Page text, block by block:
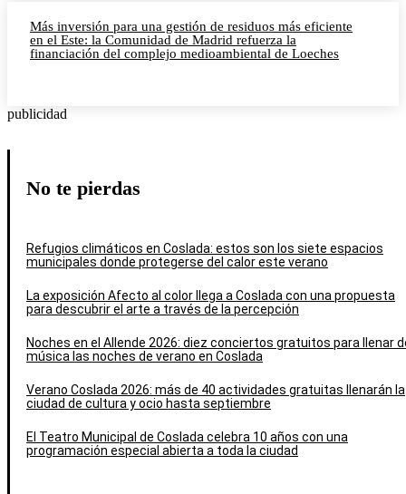
Más inversión para una gestión de residuos más eficiente
en el Este: la Comunidad de Madrid refuerza la
financiación del complejo medioambiental de Loeches
publicidad
No te pierdas
Refugios climáticos en Coslada: estos son los siete espacios
municipales donde protegerse del calor este verano
La exposición Afecto al color llega a Coslada con una propuesta
para descubrir el arte a través de la percepción
Noches en el Allende 2026: diez conciertos gratuitos para llenar
música las noches de verano en Coslada
Verano Coslada 2026: más de 40 actividades gratuitas llenarán la
ciudad de cultura y ocio hasta septiembre
El Teatro Municipal de Coslada celebra 10 años con una
programación especial abierta a toda la ciudad